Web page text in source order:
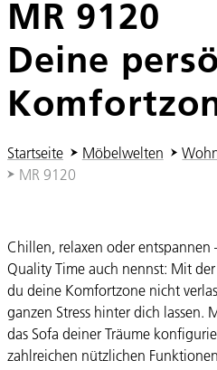
MR 9120
Deine
Sie sind hier:
Startseite Möbelwelten
MR 9120
Chillen, relaxen oder
Quality Time auch nennst: Mit
du deine Komfortzone nicht
ganzen Stress hinter dich
das Sofa deiner Träume
zahlreichen nützlichen